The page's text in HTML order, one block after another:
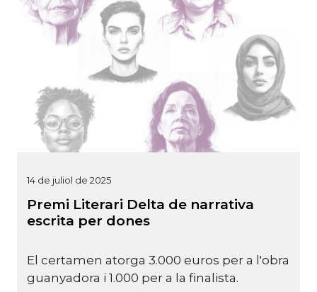
14 de juliol de 2025
Premi Literari Delta de narrativa
escrita per dones
El certamen atorga 3.000 euros per a l'obra
guanyadora i 1.000 per a la finalista.